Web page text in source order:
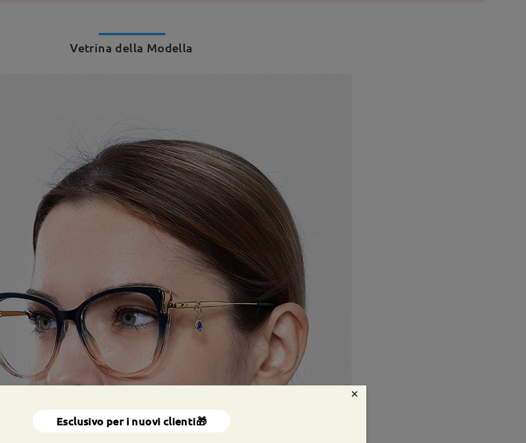
Vetrina della Modella
×
Esclusivo per i nuovi clienti🎁